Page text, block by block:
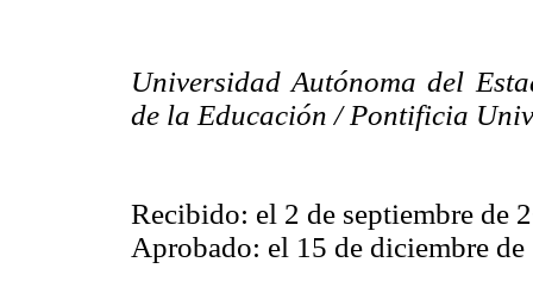
Universidad Autónoma del
de la Educación / Pontificia
Recibido: el 2 de septiembre de
Aprobado: el 15 de diciembre de